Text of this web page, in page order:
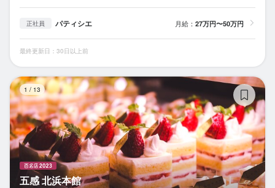
正社員 パティシエ 月給： 27万円〜50万円
最終更新日：30日以上前
1 / 13
五感 北浜本館